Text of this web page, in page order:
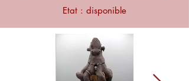
Etat : disponible